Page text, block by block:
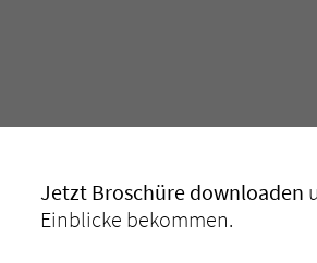
Jetzt Broschüre downloaden
Einblicke bekommen.